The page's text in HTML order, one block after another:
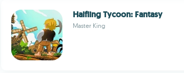
Halfling Tycoon: Fantasy
Master King